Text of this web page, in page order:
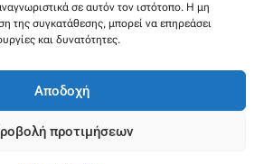
σε αυτόν τον ιστότοπο. Η μη
της συγκατάθεσης, μπορεί να επηρεάσει
και δυνατότητες.
Αποδοχή
προτιμήσεων